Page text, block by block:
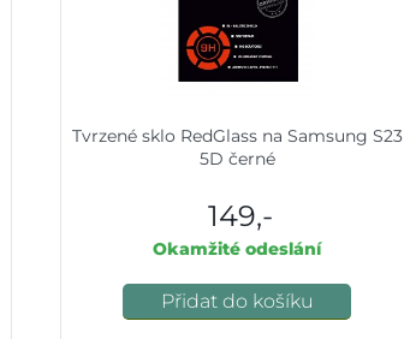
Tvrzené sklo RedGlass na Samsung S23
5D černé
149,-
Okamžité odeslání
Přidat do košíku